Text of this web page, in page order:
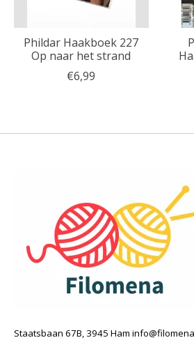
Phildar Haakboek 227
Op naar het strand
€6,99
Staatsbaan 67B, 3945 Ham